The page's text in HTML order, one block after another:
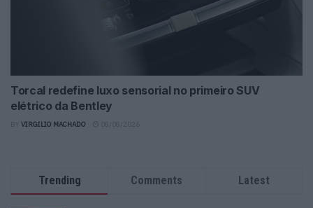
Torcal redefine luxo sensorial no primeiro SUV
elétrico da Bentley
VIRGILIO MACHADO
Trending Comments Latest